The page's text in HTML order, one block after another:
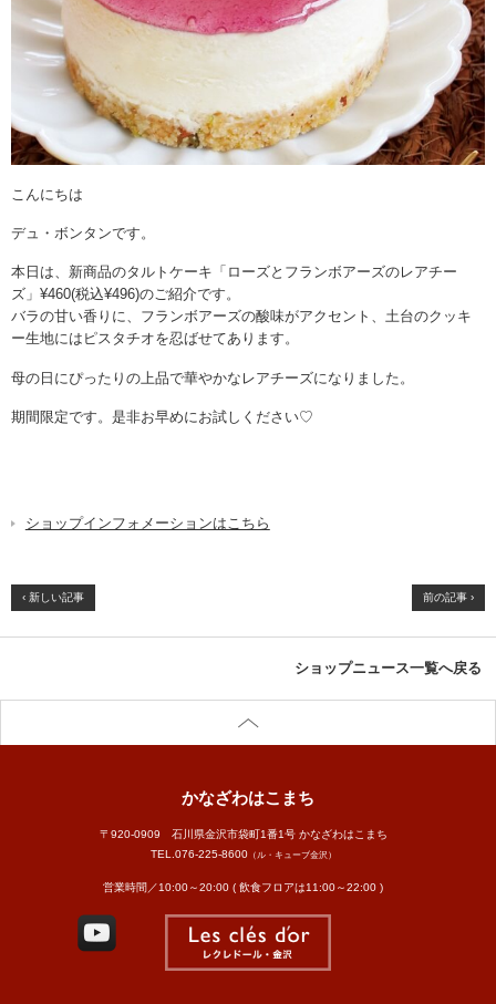
こんにちは
デュ・ボンタンです。
本日は、新商品のタルトケーキ「ローズとフランボアーズのレアチー
ズ」¥460(税込¥496)のご紹介です。
バラの甘い香りに、フランボアーズの酸味がアクセント、土台のクッキ
ー生地にはピスタチオを忍ばせてあります。
母の日にぴったりの上品で華やかなレアチーズになりました。
期間限定です。是非お早めにお試しください♡
ショップインフォメーションはこちら
‹ 新しい記事 前の記事 ›
ショップニュース一覧へ戻る
かなざわはこまち
〒920-0909 石川県金沢市袋町1番1号 かなざわはこまち
TEL. 076-225-8600（ル・キューブ金沢）
営業時間／10:00～20:00 ( 飲食フロアは11:00～22:00 )